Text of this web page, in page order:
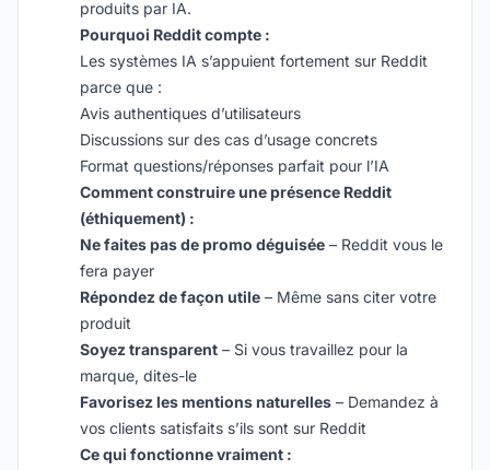
produits par IA.
Pourquoi Reddit compte :
Les systèmes IA s’appuient fortement sur Reddit
parce que :
Avis authentiques d’utilisateurs
Discussions sur des cas d’usage concrets
Format questions/réponses parfait pour l’IA
Comment construire une présence Reddit
(éthiquement) :
Ne faites pas de promo déguisée – Reddit vous le
fera payer
Répondez de façon utile – Même sans citer votre
produit
Soyez transparent – Si vous travaillez pour la
marque, dites-le
Favorisez les mentions naturelles – Demandez à
vos clients satisfaits s’ils sont sur Reddit
Ce qui fonctionne vraiment :